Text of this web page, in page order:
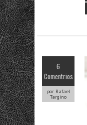
6
Comentrios
por Rafael
Targino